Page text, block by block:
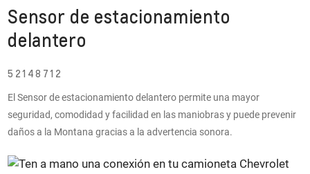
Sensor de estacionamiento
delantero
52148712
El Sensor de estacionamiento delantero permite una mayor
seguridad, comodidad y facilidad en las maniobras y puede prevenir
daños a la Montana gracias a la advertencia sonora.